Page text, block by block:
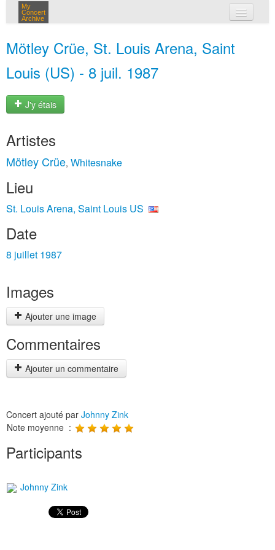
My
Concert
Archive
Mötley Crüe, St. Louis Arena, Saint
Louis (US) - 8 juil. 1987
J'y étais
Artistes
Mötley Crüe, Whitesnake
Lieu
St. Louis Arena, Saint Louis US
Date
8 juillet 1987
Images
Ajouter une image
Commentaires
Ajouter un commentaire
Concert ajouté par Johnny Zink
Note moyenne :
Participants
Johnny Zink